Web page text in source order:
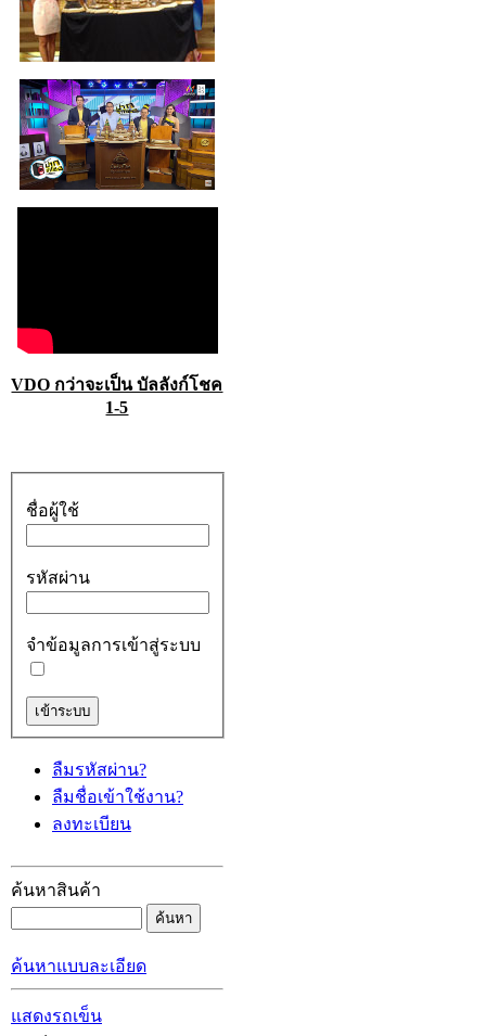
VDO กว่าจะเป็น บัลลังก์โชค
1-5
ชื่อผู้ใช้
รหัสผ่าน
จำข้อมูลการเข้าสู่ระบบ
ลืมรหัสผ่าน?
ลืมชื่อเข้าใช้งาน?
ลงทะเบียน
ค้นหาสินค้า
ค้นหาแบบละเอียด
แสดงรถเข็น